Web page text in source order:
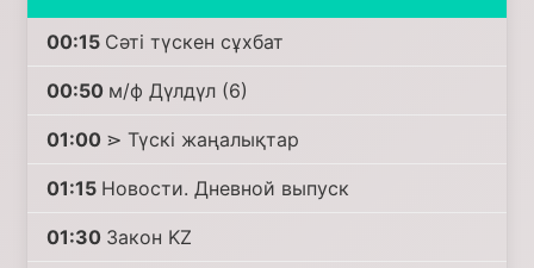
00:15 Сәті түскен сұхбат
00:50 м/ф Дүлдүл (6)
01:00 ⋗ Түскі жаңалықтар
01:15 Новости. Дневной выпуск
01:30 Закон KZ